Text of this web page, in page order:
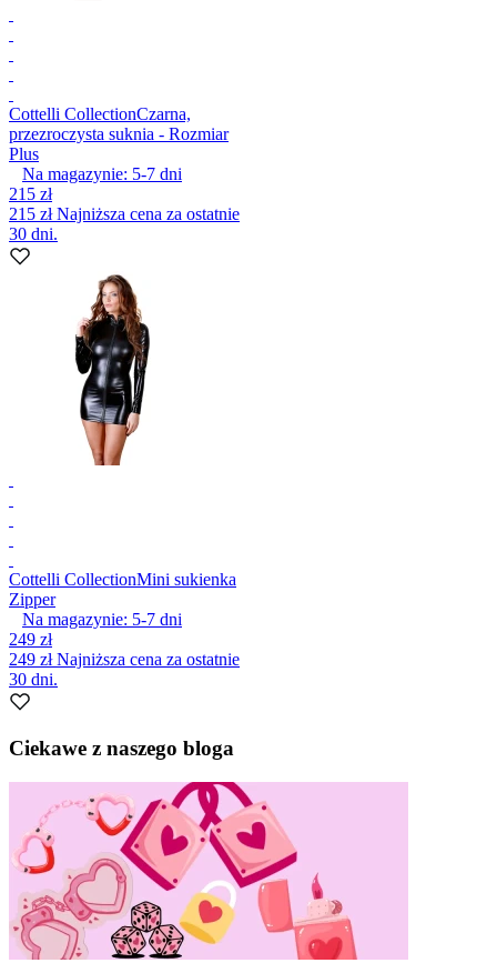
Cottelli CollectionCzarna,
przezroczysta suknia - Rozmiar
Plus
Na magazynie: 5-7 dni
215 zł
215 złNajniższa cena za ostatnie
30 dni.
Cottelli CollectionMini sukienka
Zipper
Na magazynie: 5-7 dni
249 zł
249 złNajniższa cena za ostatnie
30 dni.
Ciekawe z naszego bloga